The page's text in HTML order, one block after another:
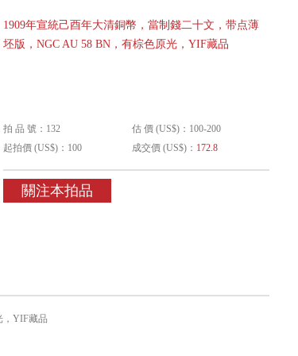
1909年宣統己酉年大清銅幣，當制錢二十文，带点薄
坯版，NGC AU 58 BN，有棕色原光，YIF藏品
拍 品 號：132
估 價 (US$)：100-200
起拍價 (US$)：100
成交價 (US$)： 172.8
關注本拍品
，YIF藏品